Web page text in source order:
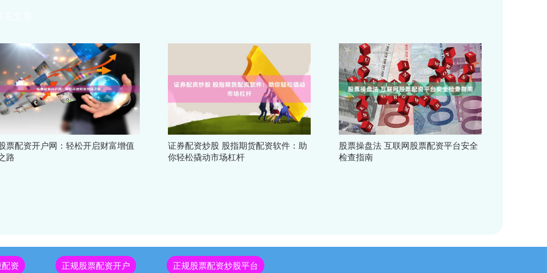
票配资开户网：轻松开启财富增值
路
证券配资炒股 股指期货配资软件：助
你轻松撬动市场杠杆
股票操盘法 互联网股票配资平台安全
检查指南
资 正规股票配资开户 正规股票配资炒股平台